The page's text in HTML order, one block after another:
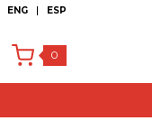
ENG ESP
0